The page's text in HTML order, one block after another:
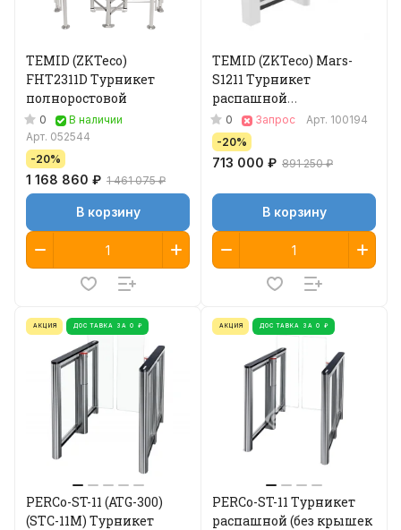
TEMID (ZKTeco)
FHT2311D Турникет
полноростовой
0
В наличии
Арт. 052544
-20%
1 168 860 ₽ 1 461 075 ₽
В корзину
TEMID (ZKTeco) Mars-
S1211 Турникет
распашной
(центральный модуль)
0 Запрос Арт. 100194
-20%
713 000 ₽ 891 250 ₽
В корзину
АКЦИЯ ДОСТАВКА ЗА 0 ₽
PERCo-ST-11 (ATG-300)
(STC-11M) Турникет
АКЦИЯ ДОСТАВКА ЗА 0 ₽
PERCo-ST-11 Турникет
распашной (без крышек